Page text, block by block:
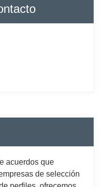
acuerdos que
de selección